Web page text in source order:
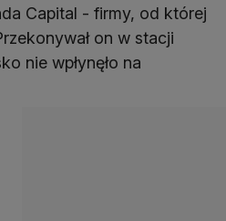
Capital - firmy, od której
on w stacji
nie wpłynęło na